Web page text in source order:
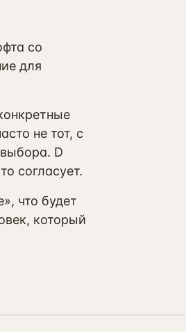
со
для
не тот, с
D
согласует.
что будет
который